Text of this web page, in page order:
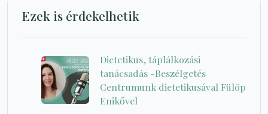
Ezek is érdekelhetik
Dietetikus, táplálkozási
tanácsadás -Beszélgetés
Centrumunk dietetikusával Fülöp
Enikővel